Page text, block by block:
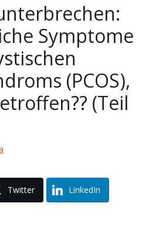
Symptome
(PCOS),
(Teil
Twitter LinkedIn